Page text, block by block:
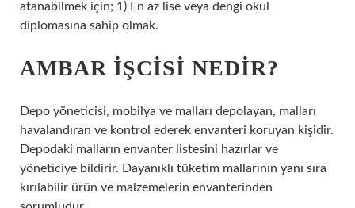
atanabilmek için; 1) En az lise veya dengi okul
diplomasına sahip olmak.
AMBAR IŞCISI NEDIR?
Depo yöneticisi, mobilya ve malları depolayan, malları
havalandıran ve kontrol ederek envanteri koruyan kişidir.
Depodaki malların envanter listesini hazırlar ve
yöneticiye bildirir. Dayanıklı tüketim mallarının yanı sıra
kırılabilir ürün ve malzemelerin envanterinden